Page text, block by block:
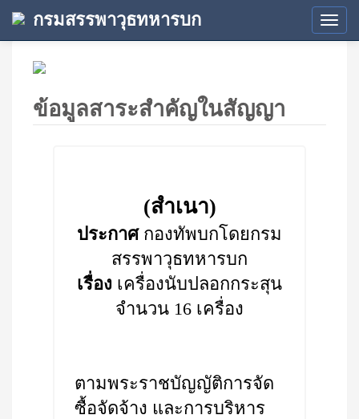
กรมสรรพาวุธทหารบก
ข้อมูลสาระสำคัญในสัญญา
(สำเนา)
ประกาศกองทัพบกโดยกรม
สรรพาวุธทหารบก
เรื่อง เครื่องนับปลอกกระสุน
จำนวน 16 เครื่อง
ตามพระราชบัญญัติการจัด
ซื้อจัดจ้าง และการบริหาร